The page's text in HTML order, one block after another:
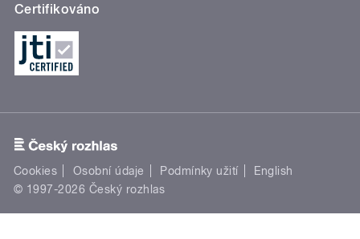
Certifikováno
Cookies Osobní údaje Podmínky užití
English
© 1997-2026 Český rozhlas